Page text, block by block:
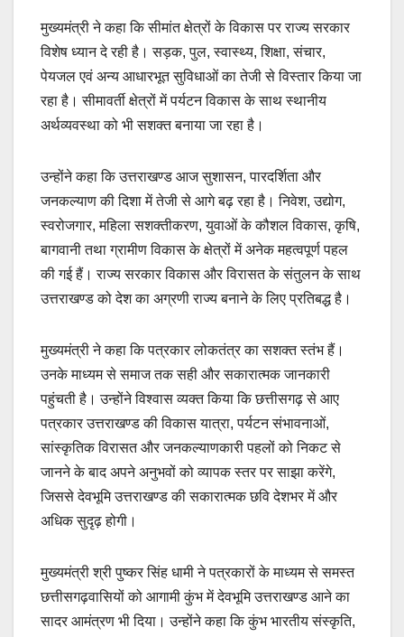
मुख्यमंत्री ने कहा कि सीमांत क्षेत्रों के विकास पर राज्य सरकार
विशेष ध्यान दे रही है। सड़क, पुल, स्वास्थ्य, शिक्षा, संचार,
पेयजल एवं अन्य आधारभूत सुविधाओं का तेजी से विस्तार किया जा
रहा है। सीमावर्ती क्षेत्रों में पर्यटन विकास के साथ स्थानीय
अर्थव्यवस्था को भी सशक्त बनाया जा रहा है।
उन्होंने कहा कि उत्तराखण्ड आज सुशासन, पारदर्शिता और
जनकल्याण की दिशा में तेजी से आगे बढ़ रहा है। निवेश, उद्योग,
स्वरोजगार, महिला सशक्तीकरण, युवाओं के कौशल विकास, कृषि,
बागवानी तथा ग्रामीण विकास के क्षेत्रों में अनेक महत्वपूर्ण पहल
की गई हैं। राज्य सरकार विकास और विरासत के संतुलन के साथ
उत्तराखण्ड को देश का अग्रणी राज्य बनाने के लिए प्रतिबद्ध है।
मुख्यमंत्री ने कहा कि पत्रकार लोकतंत्र का सशक्त स्तंभ हैं।
उनके माध्यम से समाज तक सही और सकारात्मक जानकारी
पहुंचती है। उन्होंने विश्वास व्यक्त किया कि छत्तीसगढ़ से आए
पत्रकार उत्तराखण्ड की विकास यात्रा, पर्यटन संभावनाओं,
सांस्कृतिक विरासत और जनकल्याणकारी पहलों को निकट से
जानने के बाद अपने अनुभवों को व्यापक स्तर पर साझा करेंगे,
जिससे देवभूमि उत्तराखण्ड की सकारात्मक छवि देशभर में और
अधिक सुदृढ़ होगी।
मुख्यमंत्री श्री पुष्कर सिंह धामी ने पत्रकारों के माध्यम से समस्त
छत्तीसगढ़वासियों को आगामी कुंभ में देवभूमि उत्तराखण्ड आने का
सादर आमंत्रण भी दिया। उन्होंने कहा कि कुंभ भारतीय संस्कृति,